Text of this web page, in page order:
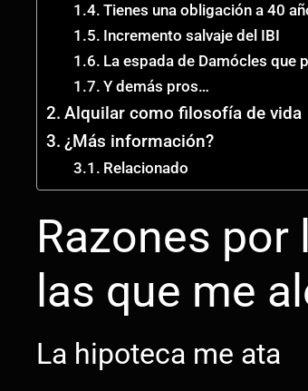
Tienes una obligación a 40
Incremento salvaje del IBI
La espada de Damócles que
Y demás pros…
Alquilar como filosofía de vida
¿Más información?
Relacionado
Razones por
las que me
La hipoteca me ata